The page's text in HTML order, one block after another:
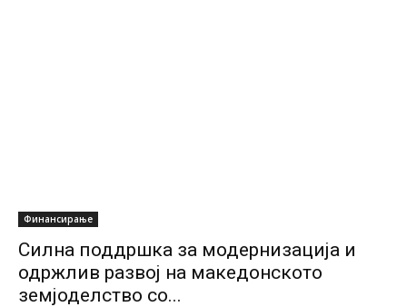
Финансирање
Силна поддршка за модернизација и
одржлив развој на македонското
земјоделство со...